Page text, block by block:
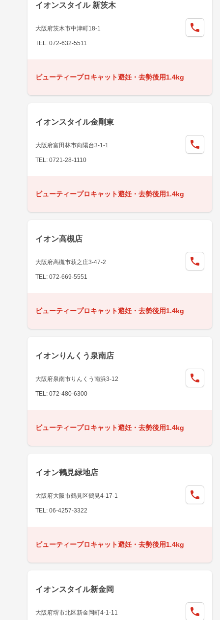
イオンスタイル 新茨木
大阪府茨木市中津町18-1
TEL: 072-632-5511
ビューティープロキャット避妊・去勢後用1.4kg
イオンスタイル金剛東
大阪府富田林市向陽台3-1-1
TEL: 0721-28-1110
ビューティープロキャット避妊・去勢後用1.4kg
イオン高槻店
大阪府高槻市萩之庄3-47-2
TEL: 072-669-5551
ビューティープロキャット避妊・去勢後用1.4kg
イオンりんくう泉南店
大阪府泉南市りんくう南浜3-12
TEL: 072-480-6300
ビューティープロキャット避妊・去勢後用1.4kg
イオン鶴見緑地店
大阪府大阪市鶴見区鶴見4-17-1
TEL: 06-4257-3322
ビューティープロキャット避妊・去勢後用1.4kg
イオンスタイル新金岡
大阪府堺市北区新金岡町4-1-11